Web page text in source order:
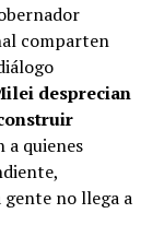
comparten
desprecian
a quienes
no llega a